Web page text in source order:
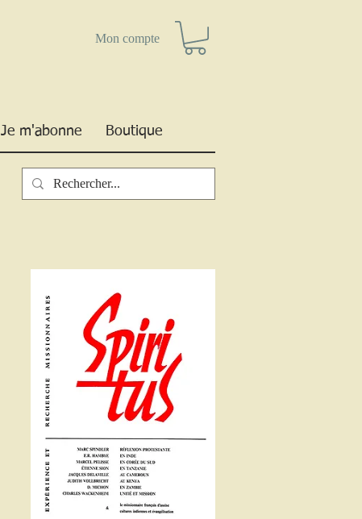
Mon compte
Je m'abonne Boutique